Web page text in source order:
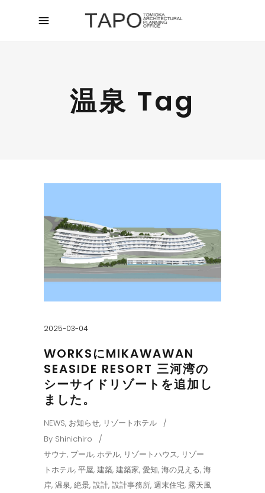
温泉 Tag
2025-03-04
WORKSにMIKAWAWAN
SEASIDE RESORT 三河湾の
シーサイドリゾートを追加し
ました。
NEWS, お知らせ, リゾートホテル
By Shinichiro
サウナ, プール, ホテル, リゾートハウス, リゾー
トホテル, 平屋, 建築, 建築家, 愛知, 海の見える, 海
岸, 温泉, 絶景, 設計, 設計事務所, 週末住宅, 露天風